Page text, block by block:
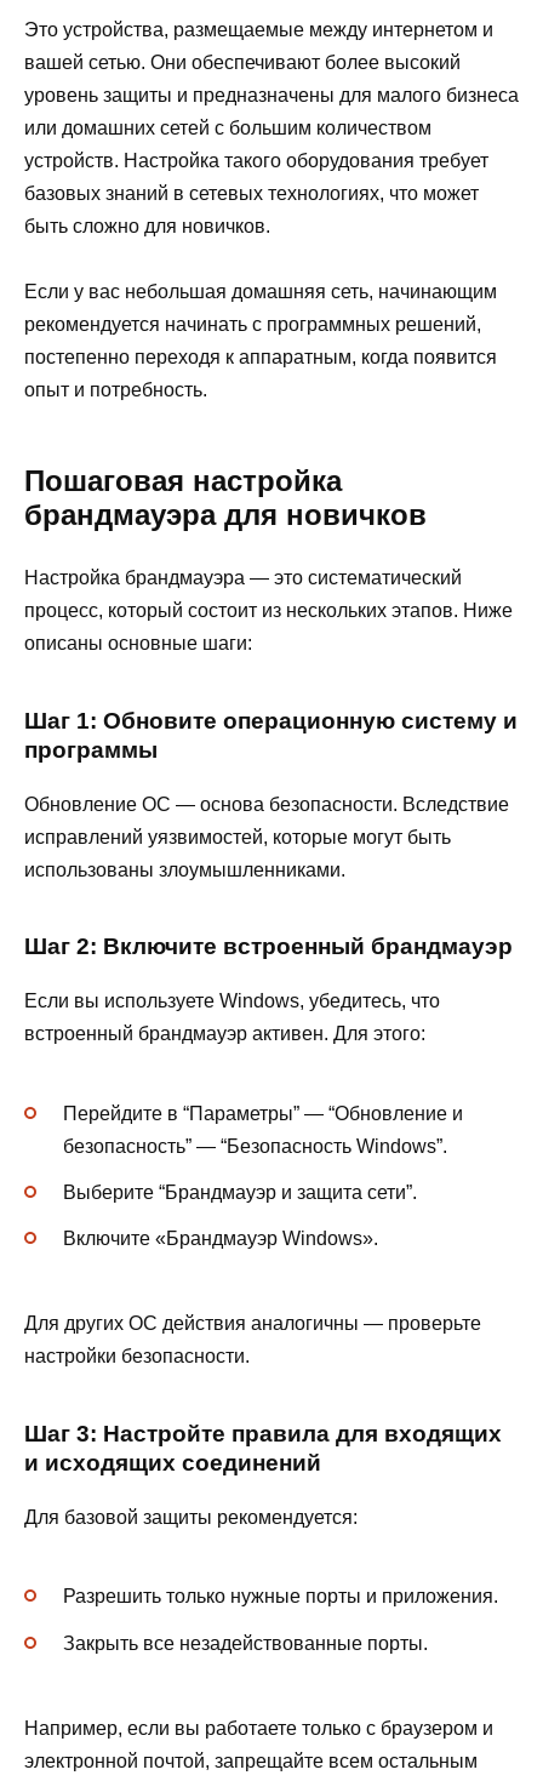
Это устройства, размещаемые между интернетом и
вашей сетью. Они обеспечивают более высокий
уровень защиты и предназначены для малого бизнеса
или домашних сетей с большим количеством
устройств. Настройка такого оборудования требует
базовых знаний в сетевых технологиях, что может
быть сложно для новичков.
Если у вас небольшая домашняя сеть, начинающим
рекомендуется начинать с программных решений,
постепенно переходя к аппаратным, когда появится
опыт и потребность.
Пошаговая настройка
брандмауэра для новичков
Настройка брандмауэра — это систематический
процесс, который состоит из нескольких этапов. Ниже
описаны основные шаги:
Шаг 1: Обновите операционную систему и
программы
Обновление ОС — основа безопасности. Вследствие
исправлений уязвимостей, которые могут быть
использованы злоумышленниками.
Шаг 2: Включите встроенный брандмауэр
Если вы используете Windows, убедитесь, что
встроенный брандмауэр активен. Для этого:
Перейдите в “Параметры” — “Обновление и
безопасность” — “Безопасность Windows”.
Выберите “Брандмауэр и защита сети”.
Включите «Брандмауэр Windows».
Для других ОС действия аналогичны — проверьте
настройки безопасности.
Шаг 3: Настройте правила для входящих
и исходящих соединений
Для базовой защиты рекомендуется:
Разрешить только нужные порты и приложения.
Закрыть все незадействованные порты.
Например, если вы работаете только с браузером и
электронной почтой, запрещайте всем остальным